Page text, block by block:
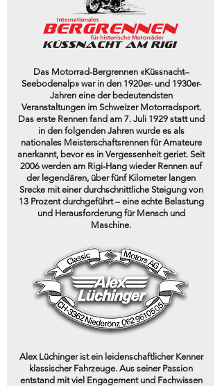
Das Motorrad-Bergrennen «Küssnacht–
Seebodenalp» war in den 1920er- und 1930er-
Jahren eine der bedeutendsten
Veranstaltungen im Schweizer Motorradsport.
Das erste Rennen fand am 7. Juli 1929 statt und
in den folgenden Jahren wurde es als
nationales Meisterschaftsrennen für Amateure
anerkannt, bevor es in Vergessenheit geriet. Seit
2006 werden am Rigi-Hang wieder Rennen auf
der legendären, über fünf Kilometer langen
Srecke mit einer durchschnittliche Steigung von
13 Prozent durchgeführt – eine echte Belastung
und Herausforderung für Mensch und
Maschine.
Alex Lüchinger ist ein leidenschaftlicher Kenner
klassischer Fahrzeuge. Aus seiner Passion
entstand mit viel Engagement und Fachwissen